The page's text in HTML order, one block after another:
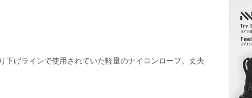
げラインで使用されていた軽量のナイロンロープ。丈夫